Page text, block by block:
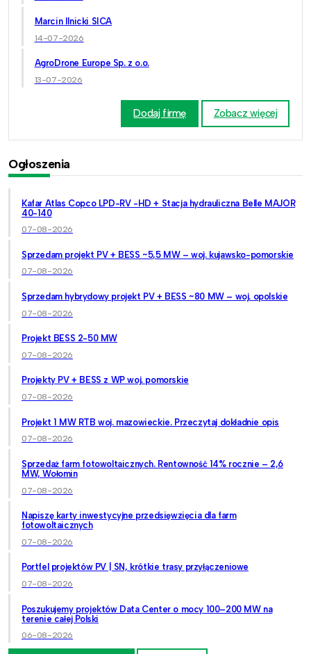
Marcin Ilnicki SICA
14-07-2026
AgroDrone Europe Sp. z o.o.
13-07-2026
Dodaj firmę Zobacz więcej
Ogłoszenia
Kafar Atlas Copco LPD-RV -HD + Stacja hydrauliczna Belle MAJOR
40-140
07-08-2026
Sprzedam projekt PV + BESS ~5,5 MW – woj. kujawsko-pomorskie
07-08-2026
Sprzedam hybrydowy projekt PV + BESS ~80 MW – woj. opolskie
07-08-2026
Projekt BESS 2-50 MW
07-08-2026
Projekty PV + BESS z WP woj. pomorskie
07-08-2026
Projekt 1 MW RTB woj. mazowieckie. Przeczytaj dokładnie opis
07-08-2026
Sprzedaż farm fotowoltaicznych. Rentowność 14% rocznie – 2,6
MW, Wołomin
07-08-2026
Napiszę karty inwestycyjne przedsięwzięcia dla farm
fotowoltaicznych
07-08-2026
Portfel projektów PV | SN, krótkie trasy przyłączeniowe
07-08-2026
Poszukujemy projektów Data Center o mocy 100–200 MW na
terenie całej Polski
06-08-2026